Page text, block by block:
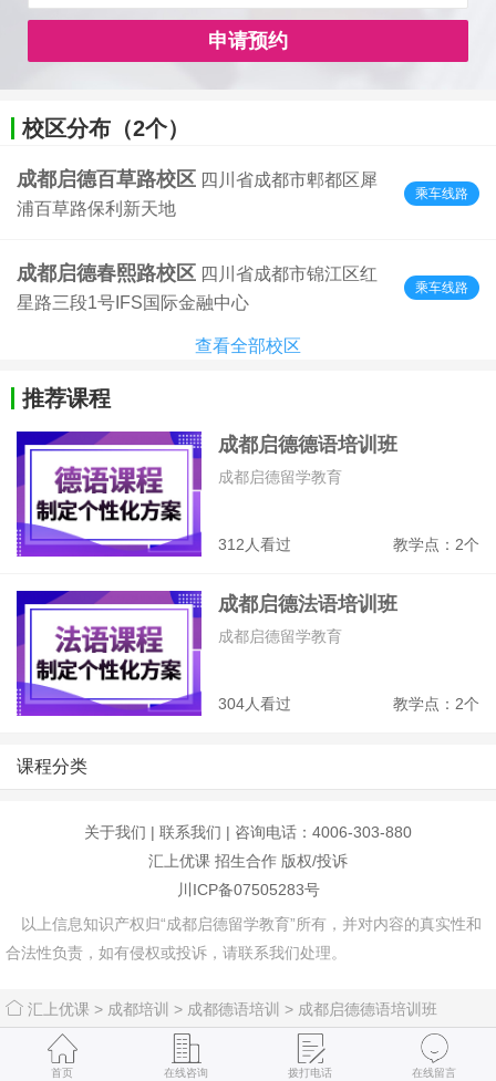
申请预约
校区分布（2个）
成都启德百草路校区 四川省成都市郫都区犀
浦百草路保利新天地
乘车线路
成都启德春熙路校区 四川省成都市锦江区红
星路三段1号IFS国际金融中心
乘车线路
查看全部校区
推荐课程
成都启德德语培训班
312人看过 教学点：2个
成都启德留学教育
成都启德法语培训班
304人看过 教学点：2个
成都启德留学教育
课程分类
关于我们 | 联系我们 | 咨询电话：4006-303-880
汇上优课 招生合作 版权/投诉
川ICP备07505283号
以上信息知识产权归“成都启德留学教育”所有，并对内容的真实性和
合法性负责，如有侵权或投诉，请联系我们处理。
汇上优课 > 成都培训 > 成都德语培训 > 成都启德德语培训班
首页 在线咨询 拨打电话 在线留言